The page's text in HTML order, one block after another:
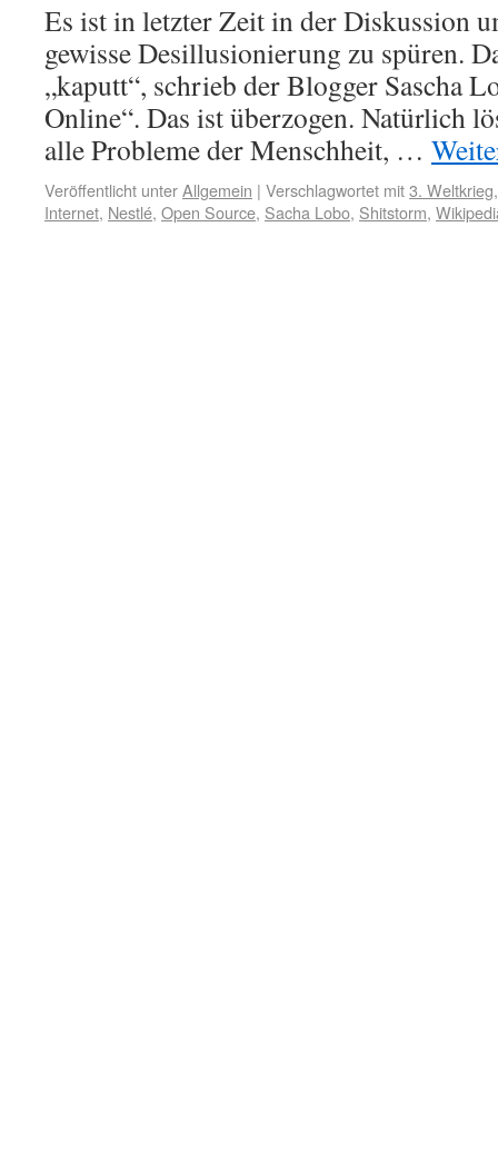
Es ist in letzter Zeit in der Diskussion
gewisse Desillusionierung zu spüren.
„kaputt“, schrieb der Blogger Sascha
Online“. Das ist überzogen. Natürlich
alle Probleme der Menschheit, …
Veröffentlicht unterAllgemein | Verschlagwortet mit3. Weltkrieg
Internet, Nestlé, Open Source, Sacha Lobo, Shitstorm,